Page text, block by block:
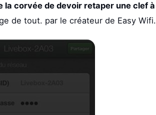
la corvée de devoir retaper une clef à
de tout. par le créateur de Easy Wifi.